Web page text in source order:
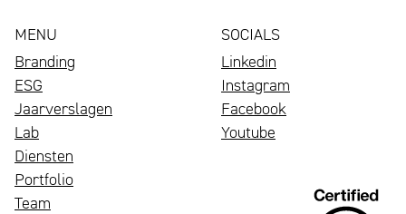
MENU
Branding
ESG
Jaarverslagen
Lab
Diensten
Portfolio
Een
Team
SOCIALS
Linkedin
Instagram
Facebook
Youtube